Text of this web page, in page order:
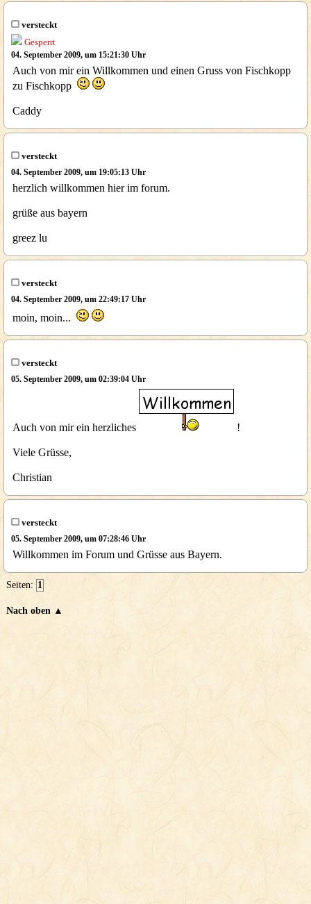
versteckt
Gesperrt
04. September 2009, um 15:21:30 Uhr
Auch von mir ein Willkommen und einen Gruss von Fischkopp
zu Fischkopp
Caddy
versteckt
04. September 2009, um 19:05:13 Uhr
herzlich willkommen hier im forum.
grüße aus bayern
greez lu
versteckt
04. September 2009, um 22:49:17 Uhr
moin, moin...
versteckt
05. September 2009, um 02:39:04 Uhr
Auch von mir ein herzliches !
Viele Grüsse,
Christian
versteckt
05. September 2009, um 07:28:46 Uhr
Willkommen im Forum und Grüsse aus Bayern.
Seiten: 1
Nach oben ▲